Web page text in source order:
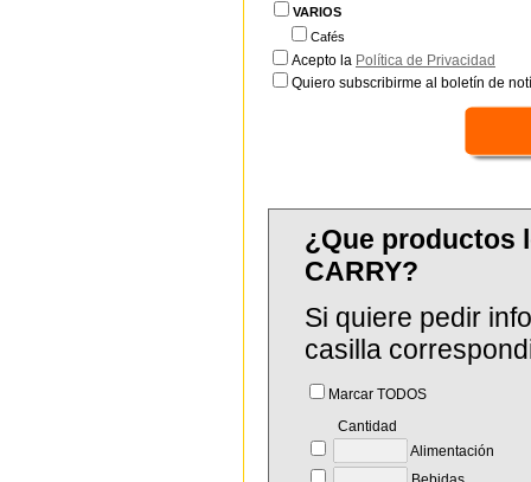
VARIOS
Cafés
Acepto la Política de Privacidad
Quiero subscribirme al boletín de
¿Que productos
CARRY?
Si quiere pedir
casilla
Marcar TODOS
Cantidad
Alimentación